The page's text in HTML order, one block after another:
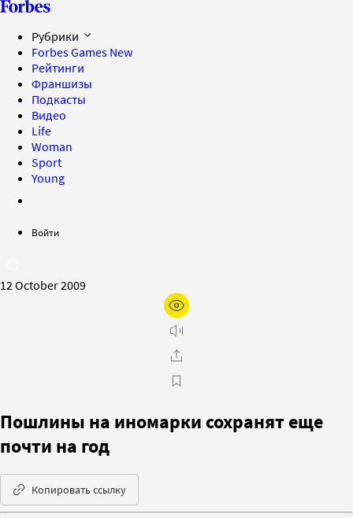
Рубрики
Forbes Games New
Рейтинги
Франшизы
Подкасты
Видео
Life
Woman
Sport
Young
Войти
12 October 2009
Пошлины на иномарки сохранят еще
почти на год
Копировать ссылку